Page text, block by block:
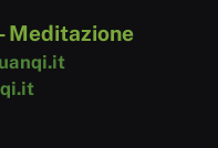
Meditazione